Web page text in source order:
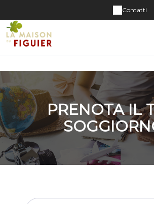
Contatti
PRENOTA IL